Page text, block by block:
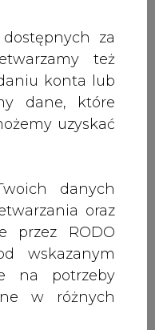
za
też
konta lub
dane, które
uzyskać
danych
oraz
przez RODO
wskazanym
na potrzeby
w różnych
:
B. Cena
w